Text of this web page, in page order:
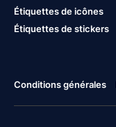
Étiquettes de icônes
Étiquettes de stickers
Conditions générales